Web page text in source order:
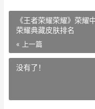
《王者荣耀荣耀》荣耀
荣耀典藏皮肤排名
« 上一篇
没有了！